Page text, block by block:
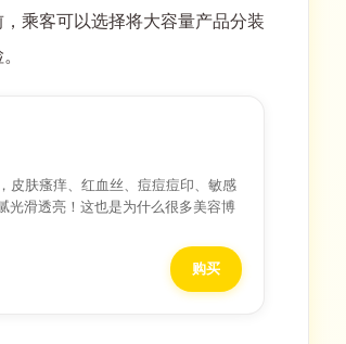
乘客可以选择将大容量产品分装
皮肤瘙痒、红血丝、痘痘痘印、敏感
光滑透亮！这也是为什么很多美容博
购买